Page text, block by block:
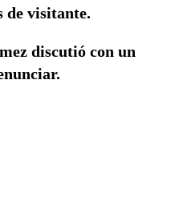
de visitante.
discutió con un